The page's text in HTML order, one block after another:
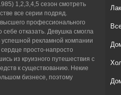
1,2,3,4,5 сезон смотреть
все серии подряд.
профессионального
отказать. Девушка смогла
успешной рекламной компании
просто-напросто
из круизного путешествия с
к существованию. Некие
бизнесе, поэтому